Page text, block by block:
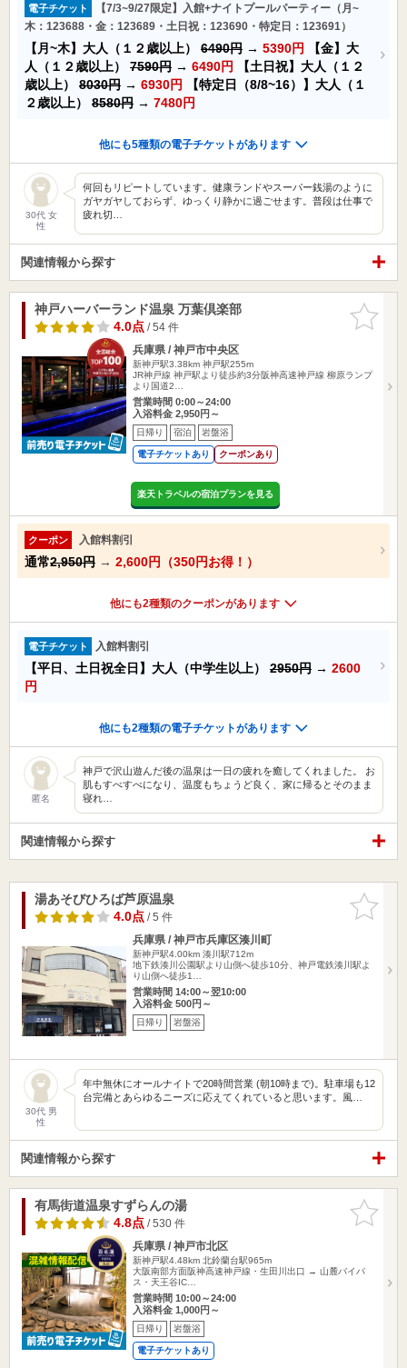
電子チケット
【7/3~9/27限定】入館+ナイトプールパーティー（月~
木：123688・金：123689・土日祝：123690・特定日：123691）
【月~木】大人（１２歳以上） 6490円 → 5390円
【金】大
人（１２歳以上） 7590円 → 6490円
【土日祝】大人（１２
歳以上） 8030円 → 6930円
【特定日（8/8~16）】大人（１
２歳以上） 8580円 → 7480円
他にも5種類の電子チケットがあります
30代 女
性
何回もリピートしています。健康ランドやスーパー銭湯のように
ガヤガヤしておらず、ゆっくり静かに過ごせます。普段は仕事で
疲れ切…
関連情報から探す
お気に入
りに追加
神戸ハーバーランド温泉 万葉倶楽部
4.0点/ 54 件
兵庫県 / 神戸市中央区
新神戸駅3.38km 神戸駅255m
JR神戸線 神戸駅より徒歩約3分阪神高速神戸線 柳原ランプ
より国道2…
営業時間 0:00～24:00
入浴料金 2,950円～
日帰り 宿泊 岩盤浴
電子チケットあり クーポンあり
楽天トラベルの宿泊プランを見る
クーポン 入館料割引
通常2,950円 → 2,600円（350円お得！）
他にも2種類のクーポンがあります
電子チケット 入館料割引
【平日、土日祝全日】大人（中学生以上） 2950円 → 2600
円
他にも2種類の電子チケットがあります
匿名
神戸で沢山遊んだ後の温泉は一日の疲れを癒してくれました。 お
肌もすべすべになり、温度もちょうど良く、家に帰るとそのまま
寝れ…
関連情報から探す
お気に入
りに追加
湯あそびひろば芦原温泉
4.0点/ 5 件
兵庫県 / 神戸市兵庫区湊川町
新神戸駅4.00km 湊川駅712m
地下鉄湊川公園駅より山側へ徒歩10分、神戸電鉄湊川駅よ
り山側へ徒歩1…
営業時間 14:00～翌10:00
入浴料金 500円～
日帰り 岩盤浴
30代 男
性
年中無休にオールナイトで20時間営業 (朝10時まで)。駐車場も12
台完備とあらゆるニーズに応えてくれていると思います。風…
関連情報から探す
お気に入
りに追加
有馬街道温泉すずらんの湯
4.8点/ 530 件
兵庫県 / 神戸市北区
新神戸駅4.48km 北鈴蘭台駅965m
大阪南部方面阪神高速神戸線・生田川出口 → 山麓バイパ
ス・天王谷IC…
営業時間 10:00～24:00
入浴料金 1,000円～
日帰り 岩盤浴
電子チケットあり